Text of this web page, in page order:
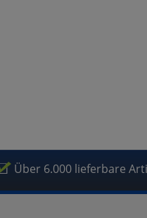
Über 6.000 lieferbare